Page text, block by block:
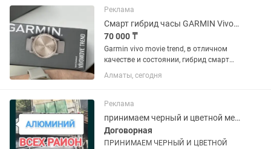
Реклама
Смарт гибрид часы GARMIN Vivomove trend, в отличном состоянии
70 000 ₸
Garmin vivo movie trend, в отличном
качестве и состоянии, гибрид смарт
часы, без царапин, без потертостей,
ремешок в отличном состоянии, цвет,
вместе с коробкой ,...
Алматы, сегодня
Реклама
принимаем черный и цветной металлолом!
Договорная
ПРИНИМАЕМ ЧЕРНЫЙ И ЦВЕТНОЙ